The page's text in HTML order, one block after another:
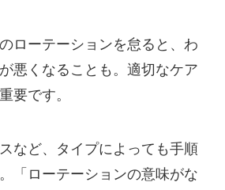
ローテーションを怠ると、わ
悪くなることも。適切なケア
要です。
など、タイプによっても手順
「ローテーションの意味がな